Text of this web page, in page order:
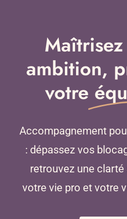
ambition,
votre
Accompagnement
: dépassez vos
retrouvez une clarté
votre vie pro et votre